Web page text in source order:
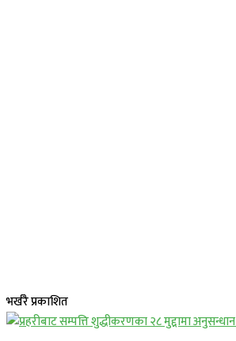
भर्खरै प्रकाशित